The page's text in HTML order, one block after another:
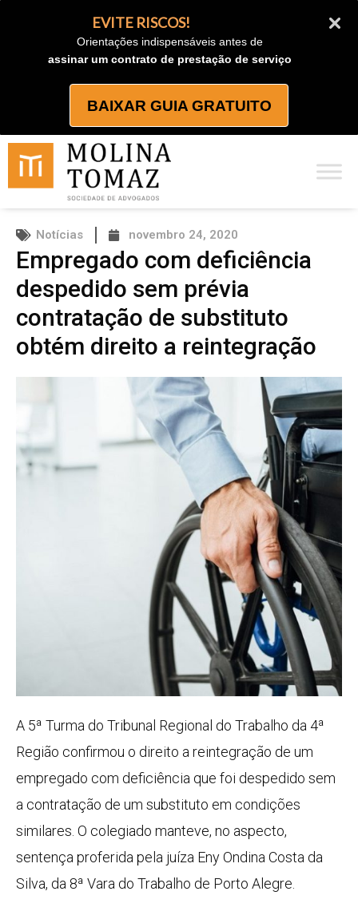
EVITE RISCOS!
Orientações indispensáveis antes de
assinar um contrato de prestação de serviço
BAIXAR GUIA GRATUITO
Notícias novembro 24, 2020
Empregado com deficiência
despedido sem prévia
contratação de substituto
obtém direito a reintegração
A 5ª Turma do Tribunal Regional do Trabalho da 4ª
Região confirmou o direito a reintegração de um
empregado com deficiência que foi despedido sem
a contratação de um substituto em condições
similares. O colegiado manteve, no aspecto,
sentença proferida pela juíza Eny Ondina Costa da
Silva, da 8ª Vara do Trabalho de Porto Alegre.